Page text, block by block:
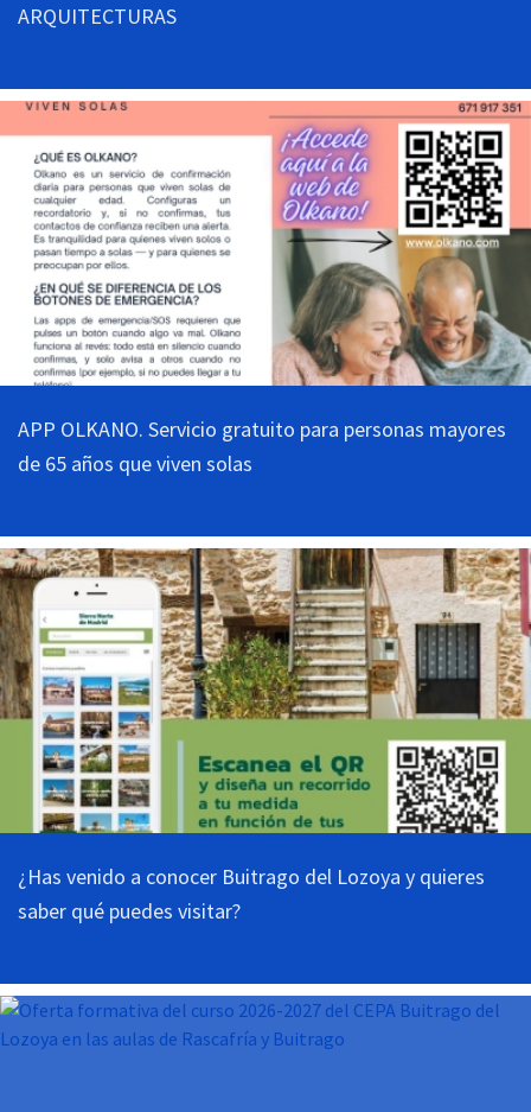
ARQUITECTURAS
APP OLKANO. Servicio gratuito para personas mayores
de 65 años que viven solas
¿Has venido a conocer Buitrago del Lozoya y quieres
saber qué puedes visitar?